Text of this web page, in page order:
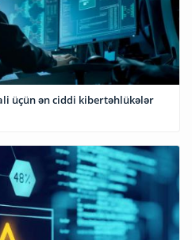
Azərbaycanda banklar və əhali üçün ən ciddi kibertəhlükələr